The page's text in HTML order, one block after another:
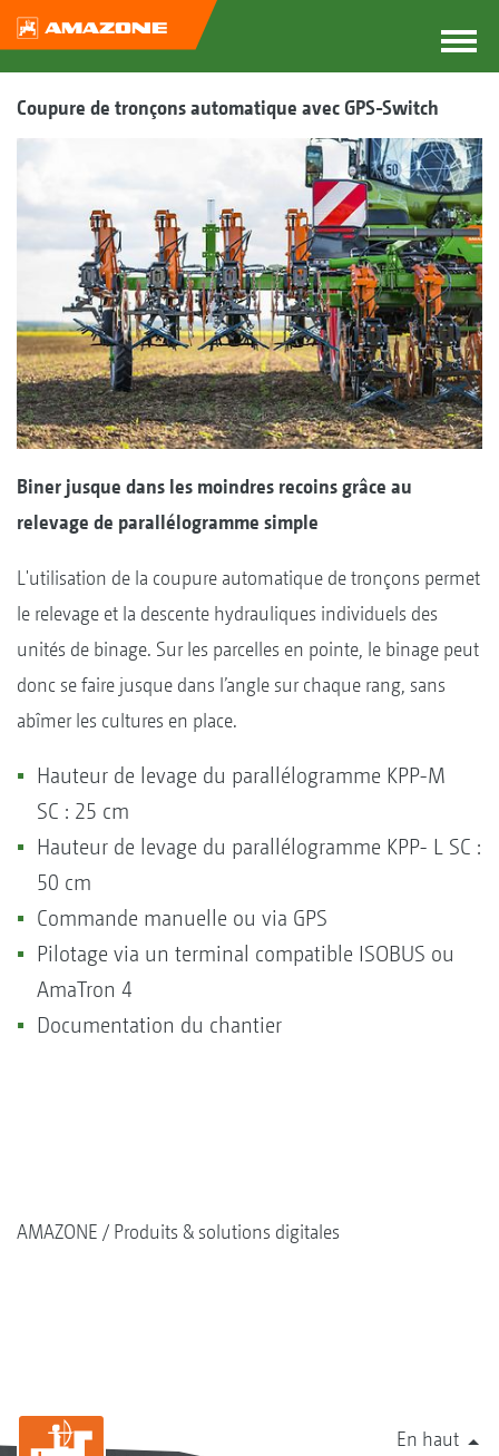
Coupure de tronçons automatique avec GPS-Switch
Biner jusque dans les moindres recoins grâce au
relevage de parallélogramme simple
L'utilisation de la coupure automatique de tronçons permet
le relevage et la descente hydrauliques individuels des
unités de binage. Sur les parcelles en pointe, le binage peut
donc se faire jusque dans l’angle sur chaque rang, sans
abîmer les cultures en place.
Hauteur de levage du parallélogramme KPP-M
SC : 25 cm
Hauteur de levage du parallélogramme KPP- L SC :
50 cm
Commande manuelle ou via GPS
Pilotage via un terminal compatible ISOBUS ou
AmaTron 4
Documentation du chantier
AMAZONE Produits & solutions digitales
En haut